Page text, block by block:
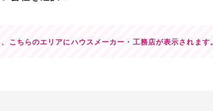
こちらのエリアにハウスメーカー・工務店が表示されます。